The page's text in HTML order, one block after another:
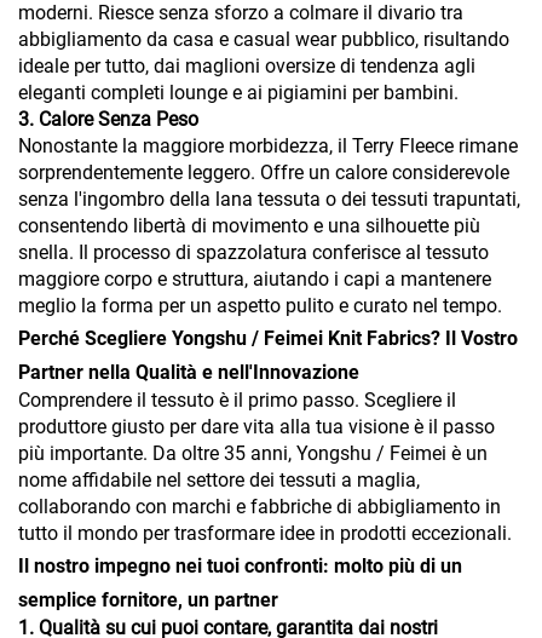
moderni. Riesce senza sforzo a colmare il divario tra
abbigliamento da casa e casual wear pubblico, risultando
ideale per tutto, dai maglioni oversize di tendenza agli
eleganti completi lounge e ai pigiamini per bambini.
3. Calore Senza Peso
Nonostante la maggiore morbidezza, il Terry Fleece rimane
sorprendentemente leggero. Offre un calore considerevole
senza l'ingombro della lana tessuta o dei tessuti trapuntati,
consentendo libertà di movimento e una silhouette più
snella. Il processo di spazzolatura conferisce al tessuto
maggiore corpo e struttura, aiutando i capi a mantenere
meglio la forma per un aspetto pulito e curato nel tempo.
Perché Scegliere Yongshu / Feimei Knit Fabrics? Il Vostro
Partner nella Qualità e nell'Innovazione
Comprendere il tessuto è il primo passo. Scegliere il
produttore giusto per dare vita alla tua visione è il passo
più importante. Da oltre 35 anni, Yongshu / Feimei è un
nome affidabile nel settore dei tessuti a maglia,
collaborando con marchi e fabbriche di abbigliamento in
tutto il mondo per trasformare idee in prodotti eccezionali.
Il nostro impegno nei tuoi confronti: molto più di un
semplice fornitore, un partner
1. Qualità su cui puoi contare, garantita dai nostri